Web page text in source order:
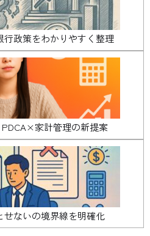
行政策をわかりやすく整理
家計管理の新提案
せないの境界線を明確化